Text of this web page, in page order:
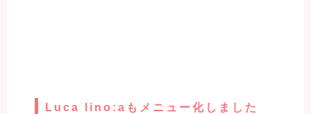
Luca lino:aもメニュー化しました